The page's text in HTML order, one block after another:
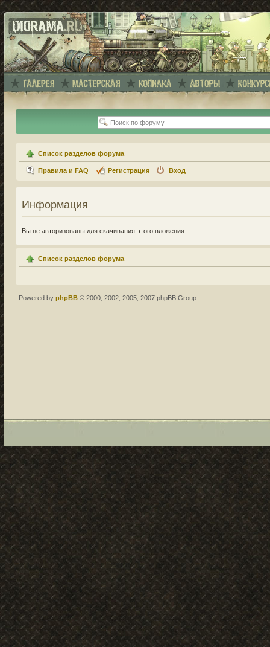
Список разделов форума
Правила и FAQ Регистрация Вход
Информация
Вы не авторизованы для скачивания этого вложения.
Список разделов форума
Powered by phpBB © 2000, 2002, 2005, 2007 phpBB Group